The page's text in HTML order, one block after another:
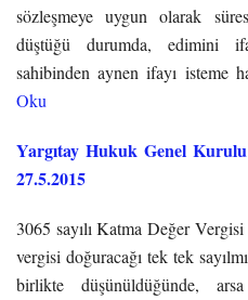
sözleşmeye uygun olarak
düştüğü durumda, edimini
sahibinden aynen ifayı isteme
Oku
Yargıtay Hukuk Genel
27.5.2015
3065 sayılı Katma Değer
vergisi doğuracağı tek tek
birlikte düşünüldüğünde,